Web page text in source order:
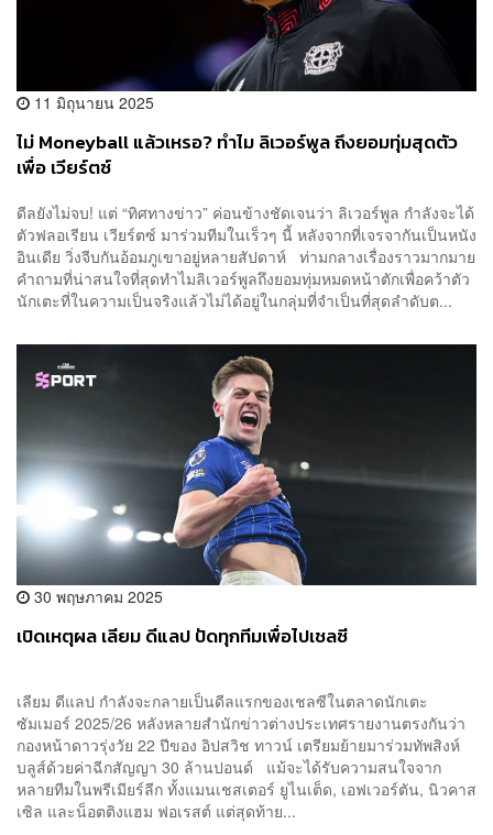
11 มิถุนายน 2025
ไม่ Moneyball แล้วเหรอ? ทำไม ลิเวอร์พูล ถึงยอมทุ่มสุดตัว
เพื่อ เวียร์ตซ์
ดีลยังไม่จบ! แต่ “ทิศทางข่าว” ค่อนข้างชัดเจนว่า ลิเวอร์พูล กำลังจะได้
ตัวฟลอเรียน เวียร์ตซ์ มาร่วมทีมในเร็วๆ นี้ หลังจากที่เจรจากันเป็นหนัง
อินเดีย วิ่งจีบกันอ้อมภูเขาอยู่หลายสัปดาห์ ท่ามกลางเรื่องราวมากมาย
คำถามที่น่าสนใจที่สุดทำไมลิเวอร์พูลถึงยอมทุ่มหมดหน้าตักเพื่อคว้าตัว
นักเตะที่ในความเป็นจริงแล้วไม่ได้อยู่ในกลุ่มที่จำเป็นที่สุดลำดับต...
30 พฤษภาคม 2025
เปิดเหตุผล เลียม ดีแลป ปัดทุกทีมเพื่อไปเชลซี
เลียม ดีแลป กำลังจะกลายเป็นดีลแรกของเชลซีในตลาดนักเตะ
ซัมเมอร์ 2025/26 หลังหลายสำนักข่าวต่างประเทศรายงานตรงกันว่า
กองหน้าดาวรุ่งวัย 22 ปีของ อิปสวิช ทาวน์ เตรียมย้ายมาร่วมทัพสิงห์
บลูส์ด้วยค่าฉีกสัญญา 30 ล้านปอนด์ แม้จะได้รับความสนใจจาก
หลายทีมในพรีเมียร์ลีก ทั้งแมนเชสเตอร์ ยูไนเต็ด, เอฟเวอร์ตัน, นิวคาส
เซิล และน็อตติงแฮม ฟอเรสต์ แต่สุดท้าย...